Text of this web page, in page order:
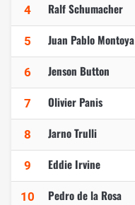
4 Ralf Schumacher
5 Juan Pablo Montoya
6 Jenson Button
7 Olivier Panis
8 Jarno Trulli
9 Eddie Irvine
10 Pedro de la Rosa